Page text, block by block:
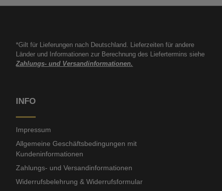
*Gilt für Lieferungen nach Deutschland. Lieferzeiten für andere
Länder und Informationen zur Berechnung des Liefertermins siehe
Zahlungs- und Versandinformationen.
INFO
Impressum
Allgemeine Geschäftsbedingungen mit
Kundeninformationen
Zahlungs- und Versandinformationen
Widerrufsbelehrung & Widerrufsformular